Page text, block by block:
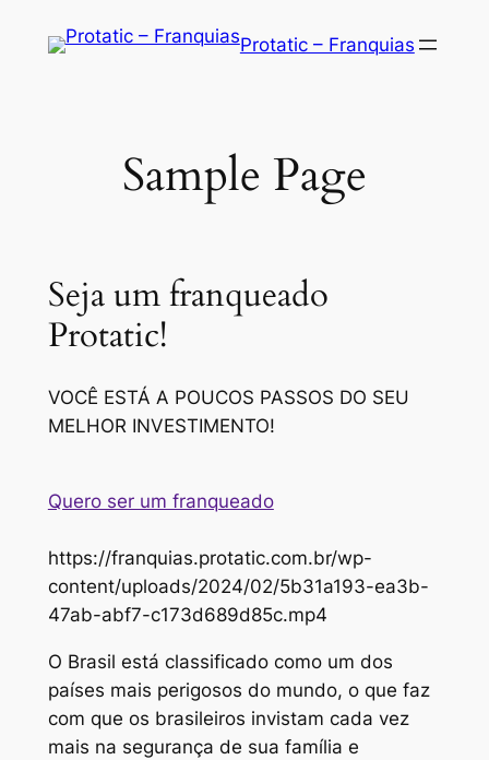
Protatic – Franquias
Sample Page
Seja um franqueado
Protatic!
VOCÊ ESTÁ A POUCOS PASSOS DO SEU
MELHOR INVESTIMENTO!
Quero ser um franqueado
https://franquias.protatic.com.br/wp-
content/uploads/2024/02/5b31a193-ea3b-
47ab-abf7-c173d689d85c.mp4
O Brasil está classificado como um dos
países mais perigosos do mundo, o que faz
com que os brasileiros invistam cada vez
mais na segurança de sua família e